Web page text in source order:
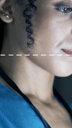
)
문을 출판하고 연구
최대의 노출로 연
일까요?